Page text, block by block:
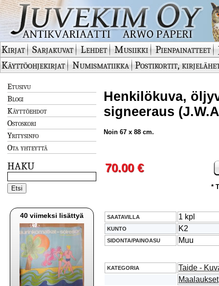
Kirjat Sarjakuvat Lehdet Musiikki Pienpainatteet
Käyttöohjekirjat
Numismatiikka Postikortit,
Etusivu
Blogi
Käyttöehdot
Ostoskori
Yritysinfo
Ota yhteyttä
HAKU
40 viimeksi lisättyä
Henkilökuva,
signeeraus
Noin 67 x 88 cm.
70.00 €
*
SAATAVILLA 1 kpl
KUNTO K2
SIDONTA/PAINOASU Muu
KATEGORIA
Taide -
Maalaukset